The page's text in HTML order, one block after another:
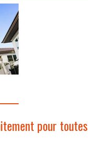
pour toutes